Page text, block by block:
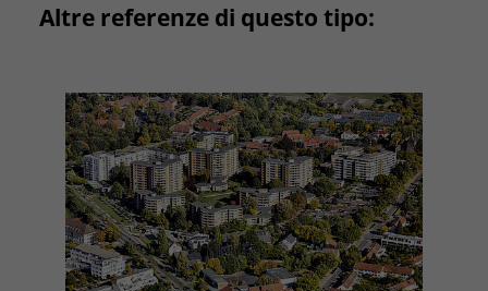
Altre referenze di questo tipo: